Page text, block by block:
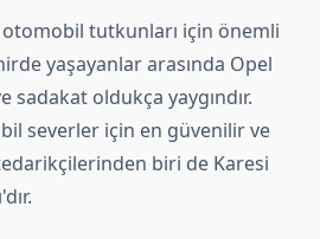
otomobil tutkunları için önemli
yaşayanlar arasında Opel
sadakat oldukça yaygındır.
severler için en güvenilir ve
biri de Karesi